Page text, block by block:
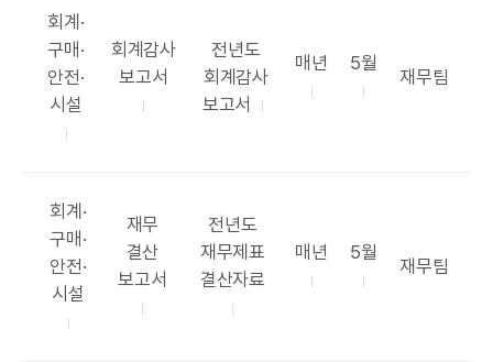
카
테
고
리
회계·
구매·
안전·
시설
공
표
회계감사
보고서
공
표
항
전년도
회계감사
보고서
공
매년
공
표
5월
부
재무팀
카
테
고
리
회계·
구매·
안전·
시설
공
표
목
재무
결산
보고서
공
표
항
전년도
재무제표
결산자료
공
매년
공
표
5월
부
재무팀